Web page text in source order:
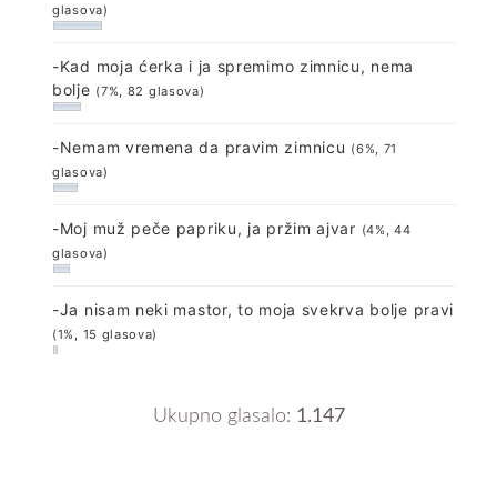
glasova)
-Kad moja ćerka i ja spremimo zimnicu, nema
bolje (7%, 82 glasova)
-Nemam vremena da pravim zimnicu (6%, 71
glasova)
-Moj muž peče papriku, ja pržim ajvar (4%, 44
glasova)
-Ja nisam neki mastor, to moja svekrva bolje pravi
(1%, 15 glasova)
Ukupno glasalo: 1.147